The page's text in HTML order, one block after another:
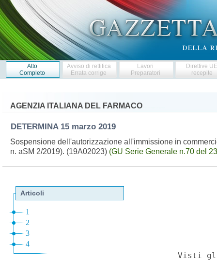
Atto
Completo
Avviso di rettifica
Errata corrige
Lavori
Preparatori
Direttive
recepite
AGENZIA ITALIANA DEL FARMACO
DETERMINA 15 marzo 2019
Sospensione dell'autorizzazione all'immissione in
n. aSM 2/2019). (19A02023) (GU Serie Generale n.70 del